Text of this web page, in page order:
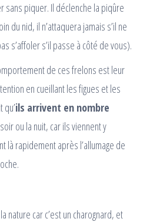
sans piquer. Il déclenche la piqûre
du nid, il n’attaquera jamais s’il ne
s’affoler s’il passe à côté de vous).
de ces frelons est leur
en cueillant les figues et les
qu’ils arrivent en nombre
ou la nuit, car ils viennent y
là rapidement après l’allumage de
nature car c’est un charognard, et